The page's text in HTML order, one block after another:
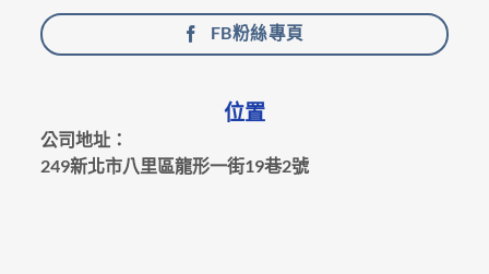
FB粉絲專頁
位置
公司地址：
249新北市八里區龍形一街19巷2號